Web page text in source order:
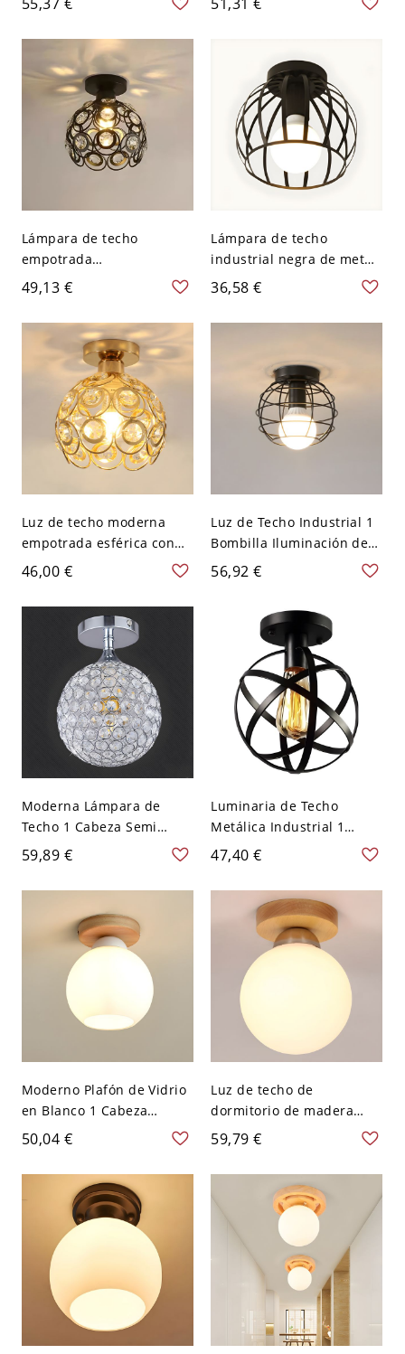
industrial - 110 A 120 V
Globo
industriales - Negro 110 A
Lámpara de techo
empotrada
contemporánea de cristal
con forma geométrica y 1
luz - Negro 110 A 120 V
Globo
49,13 €
Lámpara de techo
industrial negra de metal
con jaula - 110 A 120 V
Globo
36,58 €
Luz de techo moderna
empotrada esférica con
cristales para dormitorio -
Dorado 110 A 120 V Globo
46,00 €
Luz de Techo Industrial 1
Bombilla Iluminación de
Techo de Metal para
Comedor - Negro 110 A
56,92 €
Moderna Lámpara de
Techo 1 Cabeza Semi
Plafón de Acero en Cromo
con Pantalla de Cristal -
Cromo 110 A 120 V Globo
59,89 €
Luminaria de Techo
Metálica Industrial 1
Cabeza Semi Plafón en
Negro para Pasillo - Negro
110 A 120 V Globo
47,40 €
Moderno Plafón de Vidrio
en Blanco 1 Cabeza
Iluminación de Techo para
Corredor - Blanco 110 A
120 V Globo
50,04 €
Luz de techo de
dormitorio de madera
acrílica de montaje
empotrado mini
simplicidad de 1 luz -
Madera 110 A 120 V Globo
59,79 €